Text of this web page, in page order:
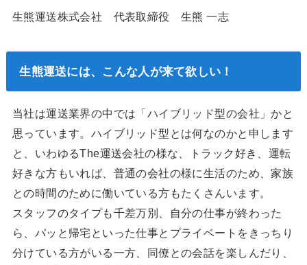
生熊運送株式会社 代表取締役 生熊 一志
生熊運送には、こんな人が来て欲しい！
当社は運送業界の中では「ハイブリッド型の会社」かと
思っています。ハイブリッド型とは何なのかと申します
と、いわゆるThe運送会社の様な、トラック好き、運転
好きな方もいれば、普通の会社の様に生活のため、家族
との時間のために働いている方もたくさんいます。
スタッフのタイプも千差万別、自分の仕事が終わった
ら、パッと帰宅といった仕事とプライベートをきっちり
分けている方がいる一方、同僚との会話を楽しんだり、